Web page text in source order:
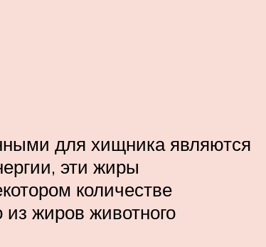
для хищника являются
эти жиры
количестве
жиров животного